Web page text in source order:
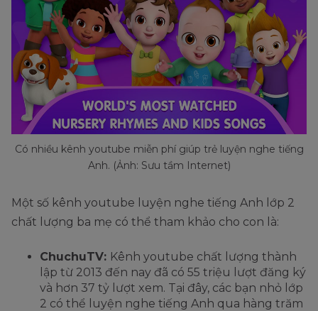
Có nhiều kênh youtube miễn phí giúp trẻ luyện nghe tiếng
Anh. (Ảnh: Sưu tầm Internet)
Một số kênh youtube luyện nghe tiếng Anh lớp 2
chất lượng ba mẹ có thể tham khảo cho con là:
ChuchuTV: Kênh youtube chất lượng thành
lập từ 2013 đến nay đã có 55 triệu lượt đăng ký
và hơn 37 tỷ lượt xem. Tại đây, các bạn nhỏ lớp
2 có thể luyện nghe tiếng Anh qua hàng trăm